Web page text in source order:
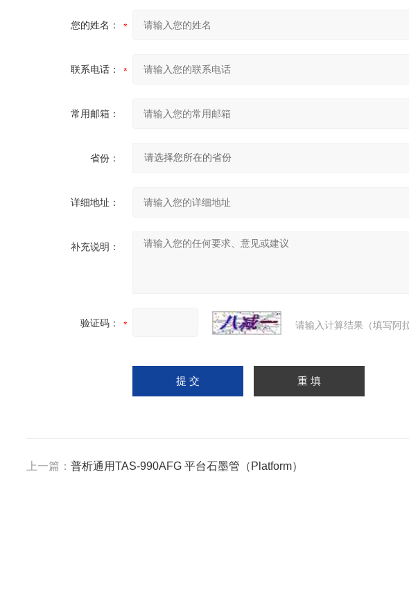
您的姓名：
联系电话：
常用邮箱：
省份：
详细地址：
补充说明：
验证码： 请输入计算结果（填写阿
上一篇： 普析通用TAS-990AFG 平台石墨管（Platform）